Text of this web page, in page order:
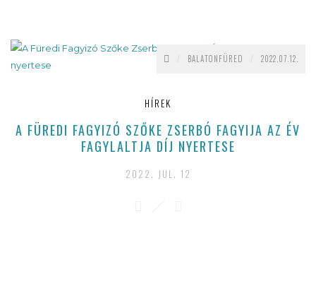
BALATONFÜRED 2022.07.12.
HÍREK
A FÜREDI FAGYIZÓ SZŐKE ZSERBÓ FAGYIJA AZ ÉV
FAGYLALTJA DÍJ NYERTESE
2022. JUL. 12